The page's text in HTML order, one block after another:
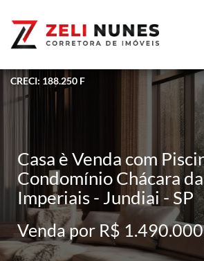
CRECI: 188.250 F
Casa è Venda com
Condomínio Chácara
Imperiais - Jundiai - SP
Venda por R$